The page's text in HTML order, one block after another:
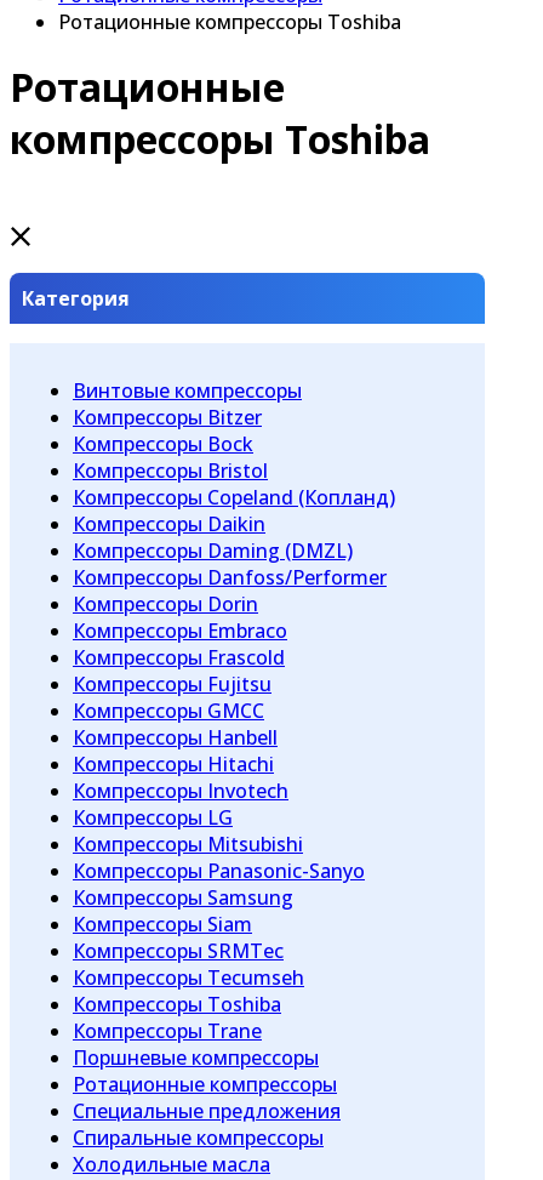
Ротационные компрессоры Toshiba
Ротационные
компрессоры Toshiba
Категория
Винтовые компрессоры
Компрессоры Bitzer
Компрессоры Bock
Компрессоры Bristol
Компрессоры Copeland (Копланд)
Компрессоры Daikin
Компрессоры Daming (DMZL)
Компрессоры Danfoss/Performer
Компрессоры Dorin
Компрессоры Embraco
Компрессоры Frascold
Компрессоры Fujitsu
Компрессоры GMCC
Компрессоры Hanbell
Компрессоры Hitachi
Компрессоры Invotech
Компрессоры LG
Компрессоры Mitsubishi
Компрессоры Panasonic-Sanyo
Компрессоры Samsung
Компрессоры Siam
Компрессоры SRMTec
Компрессоры Tecumseh
Компрессоры Toshiba
Компрессоры Trane
Поршневые компрессоры
Ротационные компрессоры
Специальные предложения
Спиральные компрессоры
Холодильные масла